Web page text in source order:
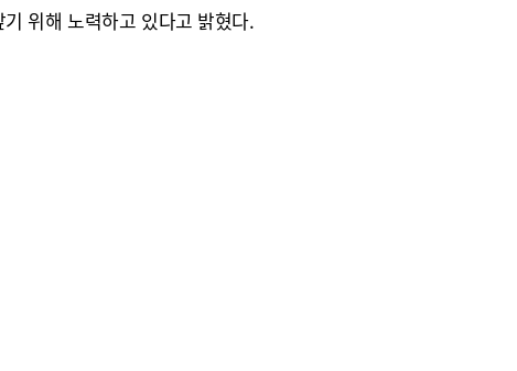
위해 노력하고 있다고 밝혔다.